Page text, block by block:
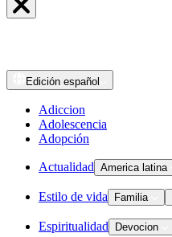
Edición español
Adiccion
Adolescencia
Adopción
Actualidad America latina
Estilo de vida Familia
Espiritualidad Devocion